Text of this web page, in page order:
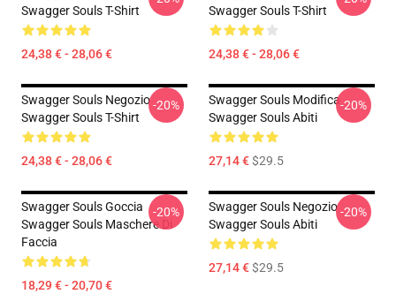
Swagger Souls T-Shirt
24,38 € - 28,06 €
Swagger Souls T-Shirt
24,38 € - 28,06 €
Swagger Souls Negozio
Swagger Souls T-Shirt
24,38 € - 28,06 €
-20%
Swagger Souls Modifica
Swagger Souls Abiti
27,14 €$29.5
-20%
Swagger Souls Goccia
Swagger Souls Maschere Di
Faccia
18,29 € - 20,70 €
-20%
Swagger Souls Negozio
Swagger Souls Abiti
27,14 €$29.5
-20%